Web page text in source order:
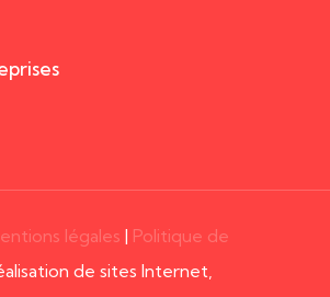
légales | Politique de
de sites Internet,